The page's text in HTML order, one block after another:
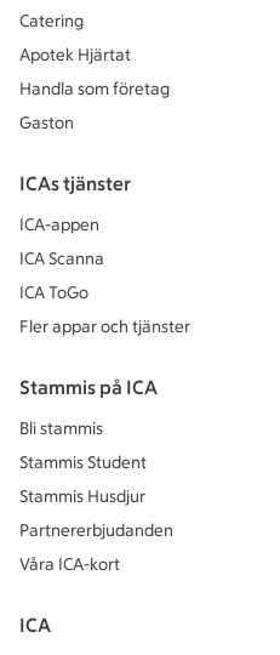
Catering
Apotek Hjärtat
Handla som företag
Gaston
ICAs tjänster
ICA-appen
ICA Scanna
ICA ToGo
Fler appar och tjänster
Stammis på ICA
Bli stammis
Stammis Student
Stammis Husdjur
Partnererbjudanden
Våra ICA-kort
ICA